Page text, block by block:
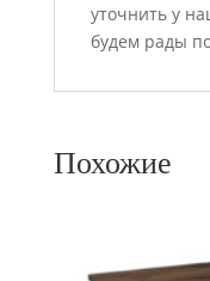
уточнить у
будем рады
Похожие